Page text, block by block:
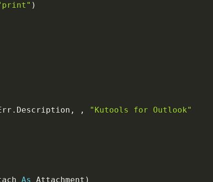
)
. Description , ,
"Kutools for Outlook"
As Attachment )